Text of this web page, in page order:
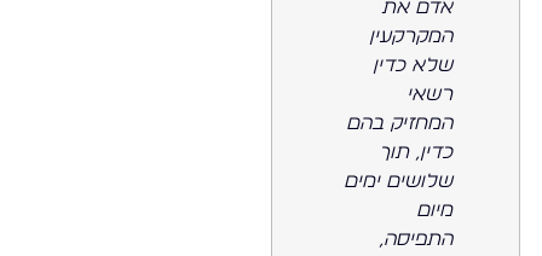
אדם את
המקרקעין
שלא כדין
רשאי
המחזיק בהם
כדין, תוך
שלושים ימים
מיום
התפיסה,